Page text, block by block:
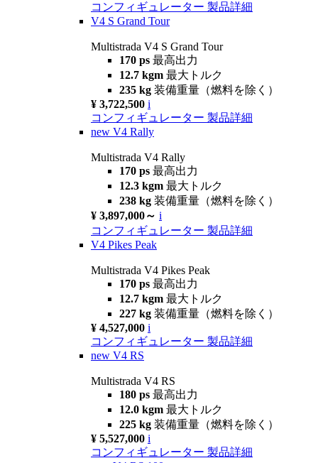
コンフィギュレーター 製品詳細
V4 S Grand Tour
Multistrada V4 S Grand Tour
170 ps 最高出力
12.7 kgm 最大トルク
235 kg 装備重量（燃料を除く）
¥ 3,722,500 i
コンフィギュレーター 製品詳細
new V4 Rally
Multistrada V4 Rally
170 ps 最高出力
12.3 kgm 最大トルク
238 kg 装備重量（燃料を除く）
¥ 3,897,000～ i
コンフィギュレーター 製品詳細
V4 Pikes Peak
Multistrada V4 Pikes Peak
170 ps 最高出力
12.7 kgm 最大トルク
227 kg 装備重量（燃料を除く）
¥ 4,527,000 i
コンフィギュレーター 製品詳細
new V4 RS
Multistrada V4 RS
180 ps 最高出力
12.0 kgm 最大トルク
225 kg 装備重量（燃料を除く）
¥ 5,527,000 i
コンフィギュレーター 製品詳細